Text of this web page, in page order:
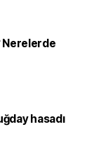
Nerelerde
hasadı